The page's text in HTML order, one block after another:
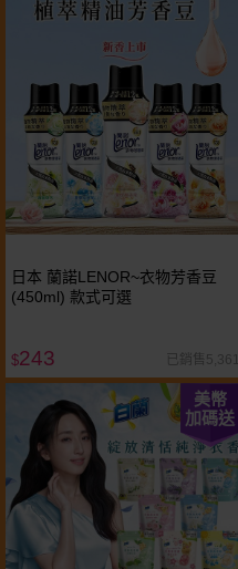
日本 蘭諾LENOR~衣物芳香豆
(450ml) 款式可選
$243 已銷售5,361
美幣
加碼送